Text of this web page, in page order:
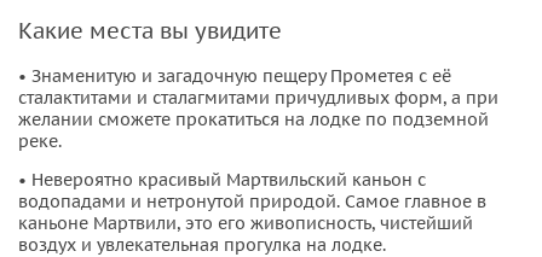
Какие места вы увидите
• Знаменитую и загадочную пещеру Прометея с её
сталактитами и сталагмитами причудливых форм, а при
желании сможете прокатиться на лодке по подземной
реке.
• Невероятно красивый Мартвильский каньон с
водопадами и нетронутой природой. Самое главное в
каньоне Мартвили, это его живописность, чистейший
воздух и увлекательная прогулка на лодке.